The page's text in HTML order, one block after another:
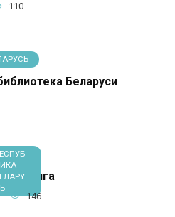
110
Беларуси
Немига
146